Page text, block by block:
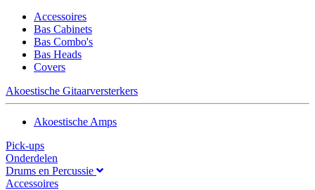
Accessoires
Bas Cabinets
Bas Combo's
Bas Heads
Covers
Akoestische Gitaarversterkers
Akoestische Amps
Pick-ups
Onderdelen
Drums en Percussie
Accessoires